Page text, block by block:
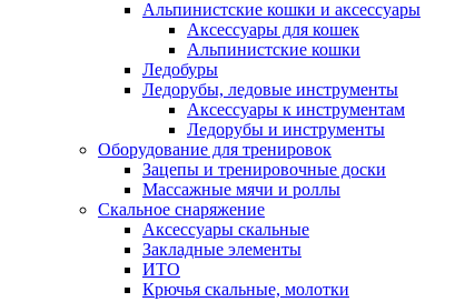
Альпинистские кошки и аксессуары
Аксессуары для кошек
Альпинистские кошки
Ледобуры
Ледорубы, ледовые инструменты
Аксессуары к инструментам
Ледорубы и инструменты
Оборудование для тренировок
Зацепы и тренировочные доски
Массажные мячи и роллы
Скальное снаряжение
Аксессуары скальные
Закладные элементы
ИТО
Крючья скальные, молотки